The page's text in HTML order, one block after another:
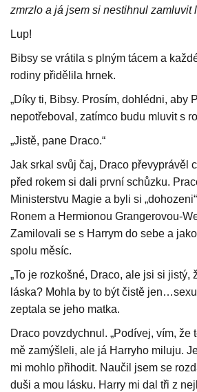
zmrzlo a já jsem si nestihnul zamluvit
Lup!
Bibsy se vrátila s plným tácem a
rodiny přidělila hrnek.
„Díky ti, Bibsy. Prosím, dohlédni, aby
nepotřeboval, zatímco budu mluvit s
„Jistě, pane Draco.“
Jak srkal svůj čaj, Draco převyprávěl
před rokem si dali první schůzku.
Ministerstvu Magie a byli si
Ronem a Hermionou Grangerovou-
Zamilovali se s Harrym do sebe a
spolu měsíc.
„To je rozkošné, Draco, ale jsi si jistý,
láska? Mohla by to být čistě
zeptala se jeho matka.
Draco povzdychnul. „Podívej, vím, že
mě zamýšleli, ale já Harryho miluju.
mi mohlo přihodit. Naučil jsem se
duši a mou lásku. Harry mi dal tři z